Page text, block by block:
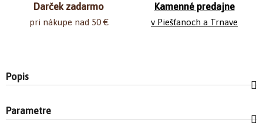
Darček zadarmo
pri nákupe nad 50 €
Kamenné predajne
v Piešťanoch a Trnave
Popis
Parametre